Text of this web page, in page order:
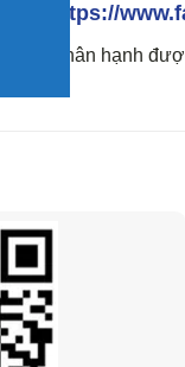
https://
Dũng hân hạnh